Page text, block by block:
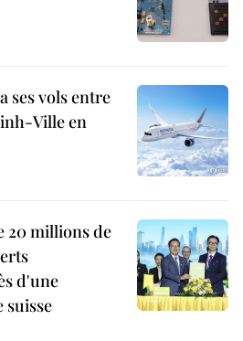
ses vols entre
Ville en
20 millions de
d'une